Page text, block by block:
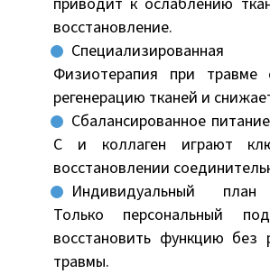
восстановление.
Специализированная
Физиотерапия при травме
регенерацию тканей и
Сбалансированное
С и коллаген играют
восстановлении
Индивидуальный план
Только персональный
восстановить функцию без
травмы.